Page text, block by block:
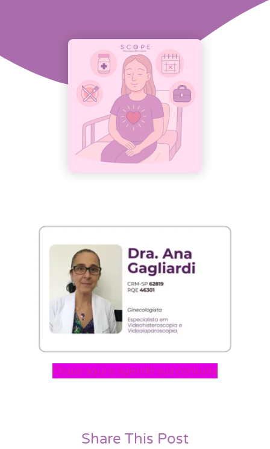
Clique aqui e agende sua consulta
Share This Post